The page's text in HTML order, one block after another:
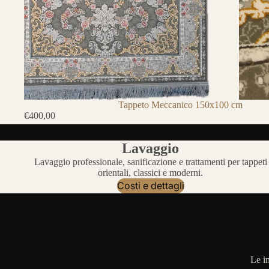
Tappeto Meccanico 150x100 cm
€400,00
Lavaggio
Lavaggio professionale, sanificazione e trattamenti per tappeti
orientali, classici e moderni.
Costi e dettagli
Le